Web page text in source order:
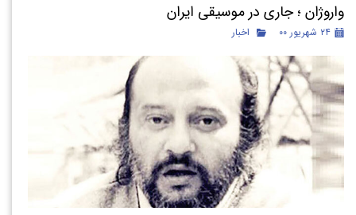
واروژان ؛ جاری در موسیقی ایران
۲۴ شهریور ۰۰ اخبار